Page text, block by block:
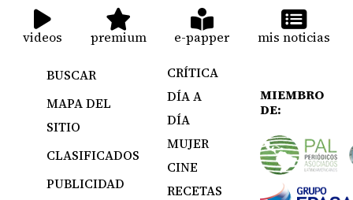
videos premium e-papper mis noticias
BUSCAR
MAPA DEL
SITIO
CLASIFICADOS
PUBLICIDAD
CRÍTICA
DÍA A
DÍA
MUJER
CINE
RECETAS
MIEMBRO
DE: